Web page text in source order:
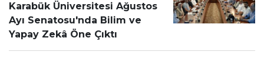
Karabük Üniversitesi Ağustos
Ayı Senatosu'nda Bilim ve
Yapay Zekâ Öne Çıktı